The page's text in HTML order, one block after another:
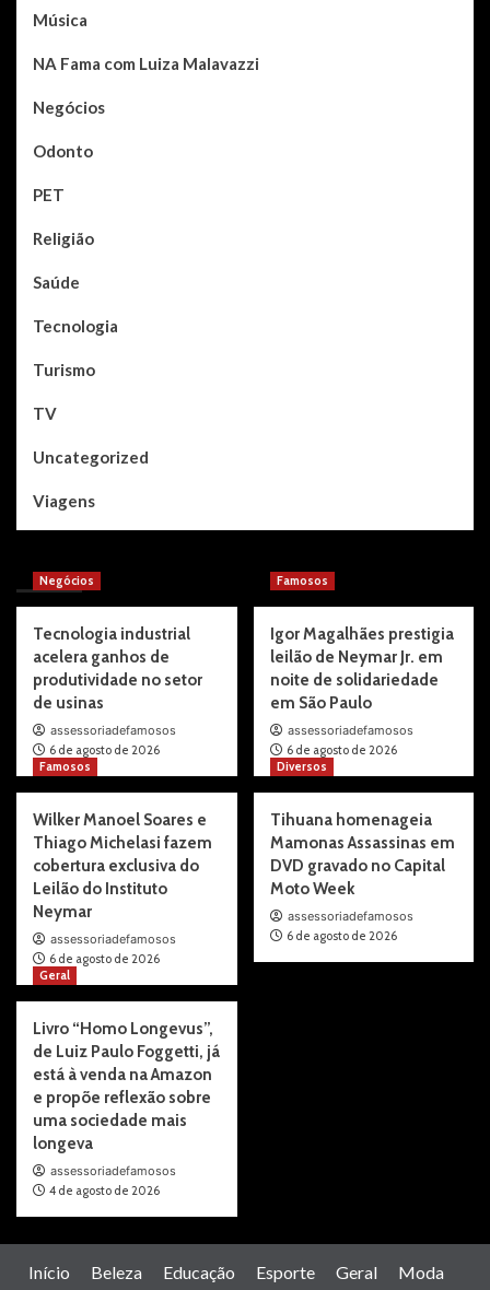
Música
NA Fama com Luiza Malavazzi
Negócios
Odonto
PET
Religião
Saúde
Tecnologia
Turismo
TV
Uncategorized
Viagens
You may have missed
Negócios
Tecnologia industrial
acelera ganhos de
produtividade no setor
de usinas
assessoriadefamosos
6 de agosto de 2026
Famosos
Igor Magalhães prestigia
leilão de Neymar Jr. em
noite de solidariedade
em São Paulo
assessoriadefamosos
6 de agosto de 2026
Famosos
Wilker Manoel Soares e
Thiago Michelasi fazem
cobertura exclusiva do
Leilão do Instituto
Neymar
assessoriadefamosos
6 de agosto de 2026
Diversos
Tihuana homenageia
Mamonas Assassinas em
DVD gravado no Capital
Moto Week
assessoriadefamosos
6 de agosto de 2026
Geral
Livro “Homo Longevus”,
de Luiz Paulo Foggetti, já
está à venda na Amazon
e propõe reflexão sobre
uma sociedade mais
longeva
assessoriadefamosos
4 de agosto de 2026
Início Beleza Educação Esporte Geral
Moda